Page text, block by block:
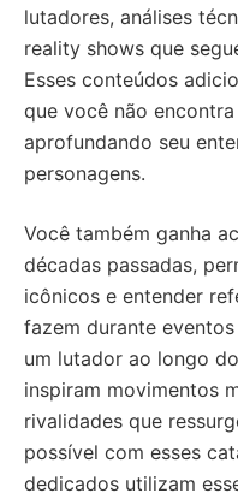
lutadores, análises
reality shows que
Esses conteúdos
que você não
aprofundando seu
personagens.
Você também ganha
décadas passadas,
icônicos e entender
fazem durante
um lutador ao longo
inspiram movimentos
rivalidades que
possível com esses
dedicados utilizam